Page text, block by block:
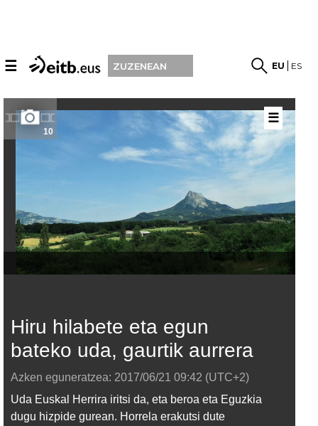
☰ ZUZENEAN EU ES
10
Hiru hilabete eta egun
bateko uda, gaurtik aurrera
Azken eguneratzea: 2017/06/21 09:42 (UTC+2)
Uda Euskal Herrira iritsi da, eta beroa eta Eguzkia
dugu hizpide gurean. Horrela erakutsi dute
☰